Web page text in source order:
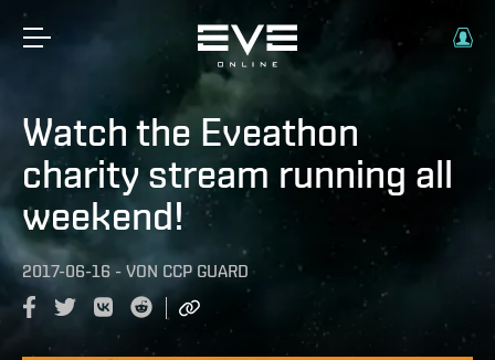
Watch the Eveathon
charity stream running all
weekend!
2017-06-16 - VON CCP GUARD